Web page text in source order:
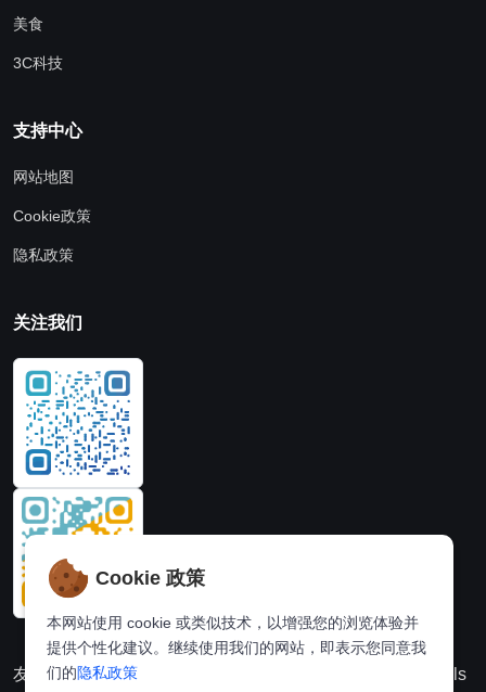
美食
3C科技
支持中心
网站地图
Cookie政策
隐私政策
关注我们
友情链接：动漫派 Hi,online tools
Cookie 政策
本网站使用 cookie 或类似技术，以增强您的浏览体验并
提供个性化建议。继续使用我们的网站，即表示您同意我
们的隐私政策